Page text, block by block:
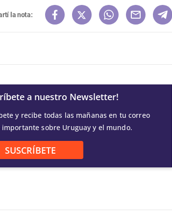
la nota:
a nuestro Newsletter!
y recibe todas las mañanas en tu correo
importante sobre Uruguay y el mundo.
SUSCRÍBETE